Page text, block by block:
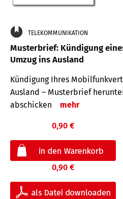
TELEKOMMUNIKATION
Musterbrief: Kündigung
Umzug ins Ausland
Kündigung Ihres
Ausland – Musterbrief
abschicken
mehr
0,90 €
0,90 €